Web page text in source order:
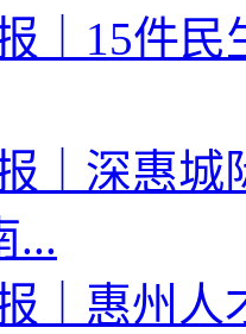
｜15件
｜深惠
...
｜惠州